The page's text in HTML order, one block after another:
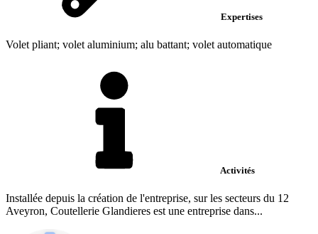
Expertises
Volet pliant; volet aluminium; alu battant; volet automatique
Activités
Installée depuis la création de l'entreprise, sur les secteurs du 12
Aveyron, Coutellerie Glandieres est une entreprise dans...